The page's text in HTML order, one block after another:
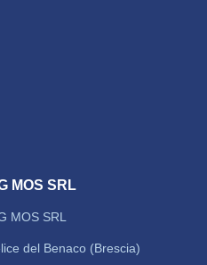
MOS SRL
MOS SRL
del Benaco (Brescia)